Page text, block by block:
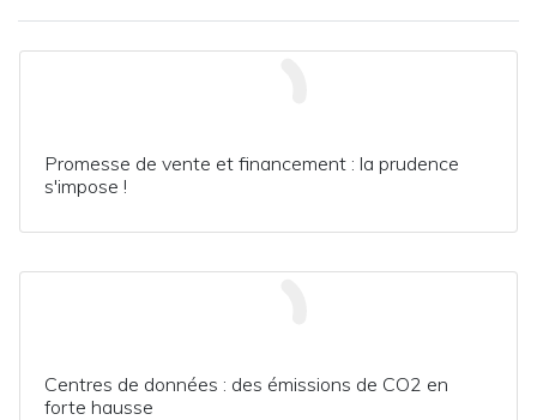
Promesse de vente et financement : la prudence
s'impose !
Centres de données : des émissions de CO2 en
forte hausse